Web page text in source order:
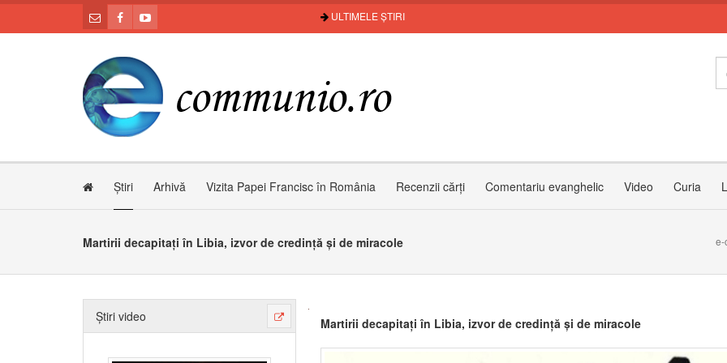
ULTIMELE ȘTIRI
Știri Arhivă Vizita Papei Francisc în România Recenzii cărți Comentariu evanghelic Video Curia
Martirii decapitați în Libia, izvor de credință și de miracole e-
Știri video Martirii decapitați în Libia, izvor de credință și de miracole